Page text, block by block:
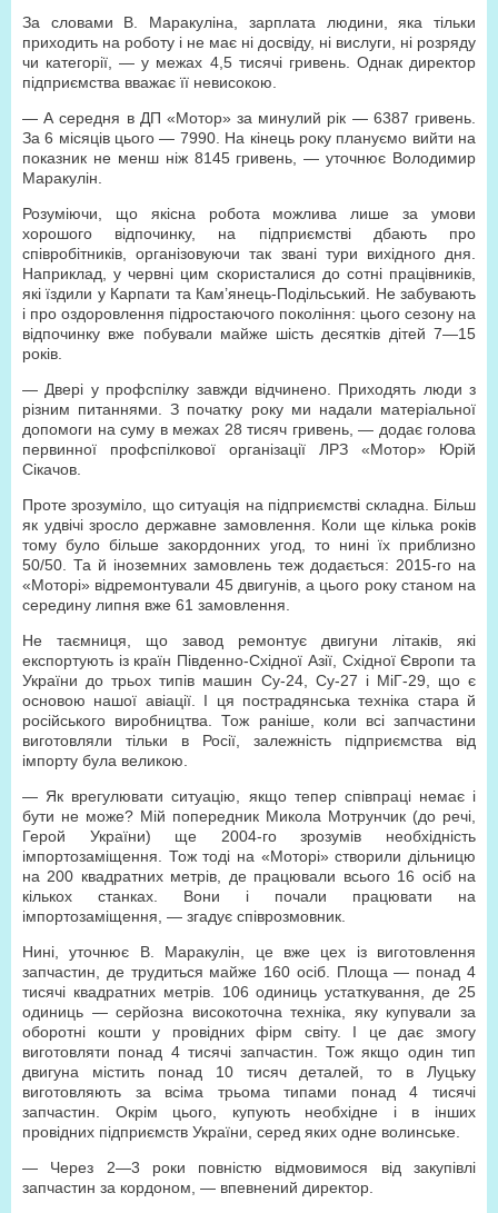
За словами В. Маракуліна, зарплата людини, яка тільки
приходить на роботу і не має ні досвіду, ні вислуги, ні розряду
чи категорії, — у межах 4,5 тисячі гривень. Однак директор
підприємства вважає її невисокою.
— А середня в ДП «Мотор» за минулий рік — 6387 гривень.
За 6 місяців цього — 7990. На кінець року плануємо вийти на
показник не менш ніж 8145 гривень, — уточнює Володимир
Маракулін.
Розуміючи, що якісна робота можлива лише за умови
хорошого відпочинку, на підприємстві дбають про
співробітників, організовуючи так звані тури вихідного дня.
Наприклад, у червні цим скористалися до сотні працівників,
які їздили у Карпати та Кам’янець-Подільський. Не забувають
і про оздоровлення підростаючого покоління: цього сезону на
відпочинку вже побували майже шість десятків дітей 7—15
років.
— Двері у профспілку завжди відчинено. Приходять люди з
різним питаннями. З початку року ми надали матеріальної
допомоги на суму в межах 28 тисяч гривень, — додає голова
первинної профспілкової організації ЛРЗ «Мотор» Юрій
Сікачов.
Проте зрозуміло, що ситуація на підприємстві складна. Більш
як удвічі зросло державне замовлення. Коли ще кілька років
тому було більше закордонних угод, то нині їх приблизно
50/50. Та й іноземних замовлень теж додається: 2015-го на
«Моторі» відремонтували 45 двигунів, а цього року станом на
середину липня вже 61 замовлення.
Не таємниця, що завод ремонтує двигуни літаків, які
експортують із країн Південно-Східної Азії, Східної Європи та
України до трьох типів машин Су-24, Су-27 і МіГ-29, що є
основою нашої авіації. І ця пострадянська техніка стара й
російського виробництва. Тож раніше, коли всі запчастини
виготовляли тільки в Росії, залежність підприємства від
імпорту була великою.
— Як врегулювати ситуацію, якщо тепер співпраці немає і
бути не може? Мій попередник Микола Мотрунчик (до речі,
Герой України) ще 2004-го зрозумів необхідність
імпортозаміщення. Тож тоді на «Моторі» створили дільницю
на 200 квадратних метрів, де працювали всього 16 осіб на
кількох станках. Вони і почали працювати на
імпортозаміщення, — згадує співрозмовник.
Нині, уточнює В. Маракулін, це вже цех із виготовлення
запчастин, де трудиться майже 160 осіб. Площа — понад 4
тисячі квадратних метрів. 106 одиниць устаткування, де 25
одиниць — серйозна високоточна техніка, яку купували за
оборотні кошти у провідних фірм світу. І це дає змогу
виготовляти понад 4 тисячі запчастин. Тож якщо один тип
двигуна містить понад 10 тисяч деталей, то в Луцьку
виготовляють за всіма трьома типами понад 4 тисячі
запчастин. Окрім цього, купують необхідне і в інших
провідних підприємств України, серед яких одне волинське.
— Через 2—3 роки повністю відмовимося від закупівлі
запчастин за кордоном, — впевнений директор.